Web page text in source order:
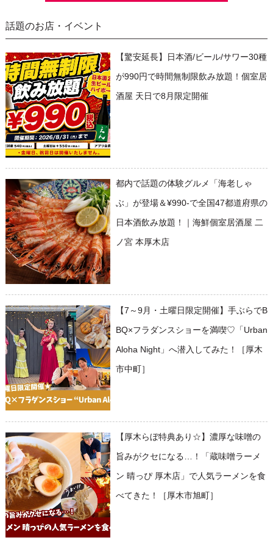
話題のお店・イベント
【驚安延長】日本酒/ビール/サワー30種
が990円で時間無制限飲み放題！個室居
酒屋 天日で8月限定開催
都内で話題の体験グルメ「海老しゃ
ぶ」が登場＆¥990-で全国47都道府県の
日本酒飲み放題！｜海鮮個室居酒屋 二
ノ宮 本厚木店
【7～9月・土曜日限定開催】手ぶらでB
BQ×フラダンスショーを満喫♡「Urban
Aloha Night」へ潜入してみた！［厚木
市中町］
【厚木らぼ特典あり☆】濃厚な味噌の
旨みがクセになる…！「蔵味噌ラーメ
ン 晴っぴ 厚木店」で人気ラーメンを食
べてきた！［厚木市旭町］